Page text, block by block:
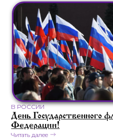
В РОССИИ
День Государственного
Федерации!
Читать далее